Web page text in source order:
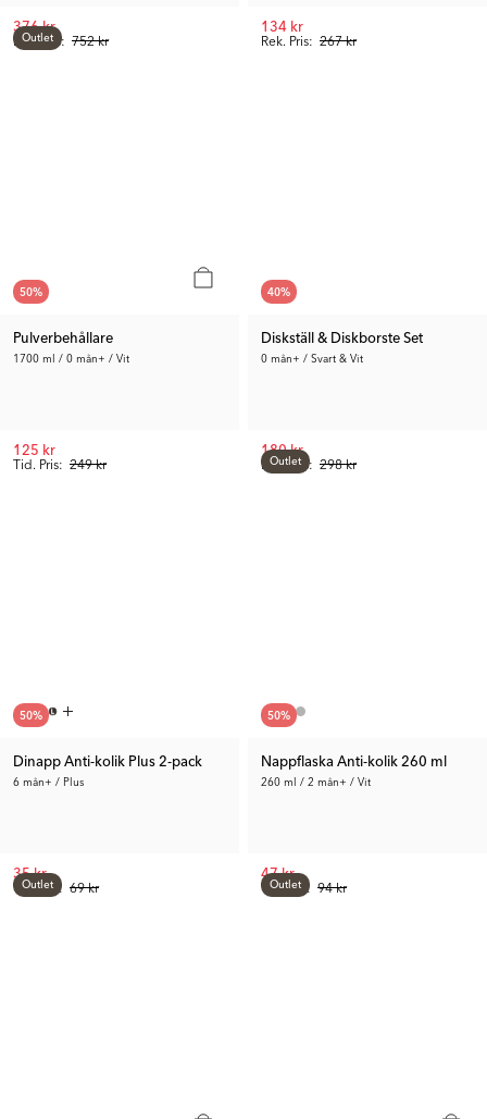
Rek. Pris: 752 kr
376 kr
Rek. Pris: 267 kr
134 kr
Outlet
50%
Pulverbehållare
1700 ml / 0 mån+ / Vit
Tid. Pris: 249 kr
125 kr
40%
Diskställ & Diskborste Set
0 mån+ / Svart & Vit
Rek. Pris: 298 kr
180 kr
50%
Dinapp Anti-kolik Plus 2-pack
6 mån+ / Plus
Tid. Pris: 69 kr
35 kr
Outlet
50%
Nappflaska Anti-kolik 260 ml
260 ml / 2 mån+ / Vit
Tid. Pris: 94 kr
47 kr
Outlet Outlet